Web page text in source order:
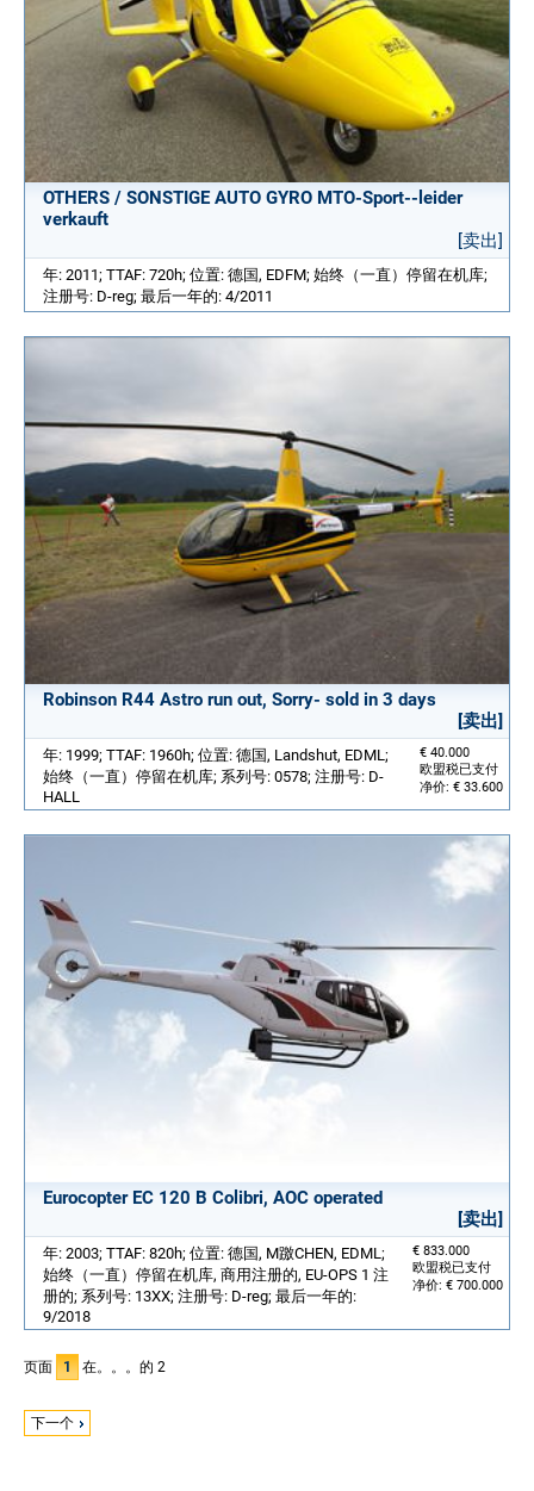
OTHERS / SONSTIGE AUTO GYRO MTO-Sport--leider
verkauft
[卖出]
年: 2011; TTAF: 720h; 位置: 德国, EDFM; 始终（一直）停留在机库;
注册号: D-reg; 最后一年的: 4/2011
Robinson R44 Astro run out, Sorry- sold in 3 days
[卖出]
€ 40.000
欧盟税已支付
净价: € 33.600
年: 1999; TTAF: 1960h; 位置: 德国, Landshut, EDML;
始终（一直）停留在机库; 系列号: 0578; 注册号: D-
HALL
Eurocopter EC 120 B Colibri, AOC operated
[卖出]
€ 833.000
欧盟税已支付
净价: € 700.000
年: 2003; TTAF: 820h; 位置: 德国, M躈CHEN, EDML;
始终（一直）停留在机库, 商用注册的, EU-OPS 1 注
册的; 系列号: 13XX; 注册号: D-reg; 最后一年的:
9/2018
页面 1 在。。。的 2
下一个